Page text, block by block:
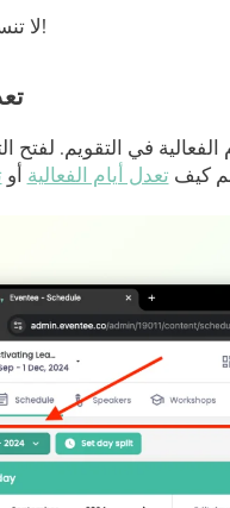
لا تنسى تحفظ تغييراتك!
في التقويم.
كيف تعدل أيام الفعالية أو